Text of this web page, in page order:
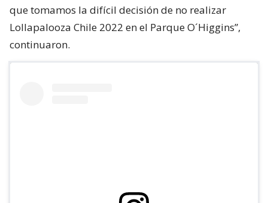
que tomamos la difícil decisión de no realizar
Lollapalooza Chile 2022 en el Parque O´Higgins”,
continuaron.